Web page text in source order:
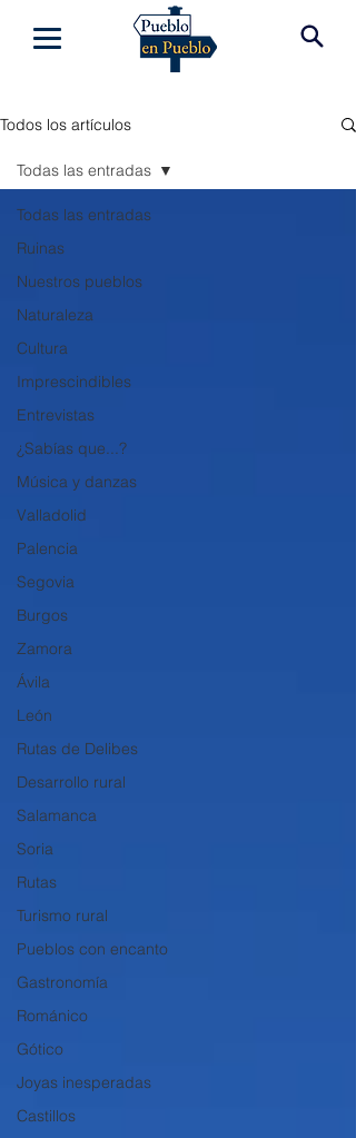
Todos los artículos
Todas las entradas
Ruinas
Nuestros pueblos
Naturaleza
Cultura
Imprescindibles
Entrevistas
¿Sabías que...?
Música y danzas
Valladolid
Palencia
Segovia
Burgos
Zamora
Ávila
León
Rutas de Delibes
Desarrollo rural
Salamanca
Soria
Rutas
Turismo rural
Pueblos con encanto
Gastronomía
Románico
Gótico
Joyas inesperadas
Castillos
Todas las entradas